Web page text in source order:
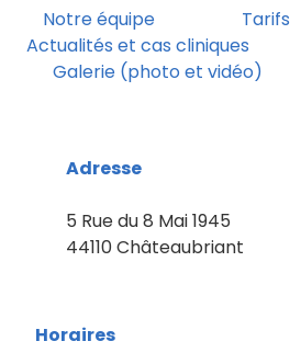
Notre équipe Tarifs
Actualités et cas cliniques
Galerie (photo et vidéo)
Adresse
5 Rue du 8 Mai 1945
44110 Châteaubriant
Horaires